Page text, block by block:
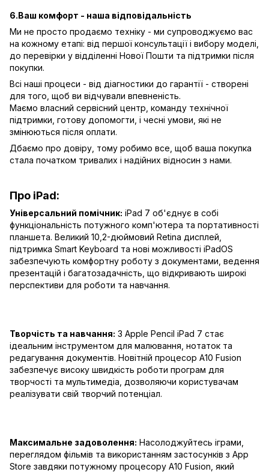
6.Ваш комфорт - наша відповідальність
Ми не просто продаємо техніку - ми супроводжуємо вас
на кожному етапі: від першої консультації і вибору моделі,
до перевірки у відділенні Нової Пошти та підтримки після
покупки.
Всі наші процеси - від діагностики до гарантії - створені
для того, щоб ви відчували впевненість.
Маємо власний сервісний центр, команду технічної
підтримки, готову допомогти, і чесні умови, які не
змінюються після оплати.
Дбаємо про довіру, тому робимо все, щоб ваша покупка
стала початком тривалих і надійних відносин з нами.
Про iPad:
Універсальний помічник: iPad 7 об'єднує в собі
функціональність потужного комп'ютера та портативності
планшета. Великий 10,2-дюймовий Retina дисплей,
підтримка Smart Keyboard та нові можливості iPadOS
забезпечують комфортну роботу з документами, ведення
презентацій і багатозадачність, що відкривають широкі
перспективи для роботи та навчання.
Творчість та навчання: З Apple Pencil iPad 7 стає
ідеальним інструментом для малювання, нотаток та
редагування документів. Новітній процесор A10 Fusion
забезпечує високу швидкість роботи програм для
творчості та мультимедіа, дозволяючи користувачам
реалізувати свій творчий потенціал.
Максимальне задоволення: Насолоджуйтесь іграми,
переглядом фільмів та використанням застосунків з App
Store завдяки потужному процесору A10 Fusion, який